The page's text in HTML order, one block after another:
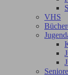
VHS